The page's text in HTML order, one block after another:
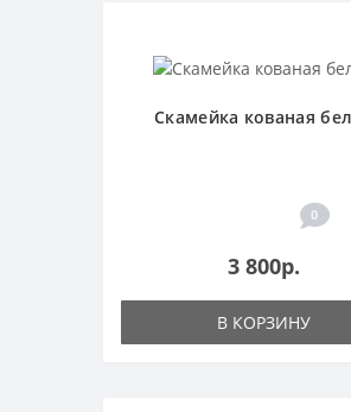
Скамейка кованая
0
3 800р.
В КОРЗИНУ